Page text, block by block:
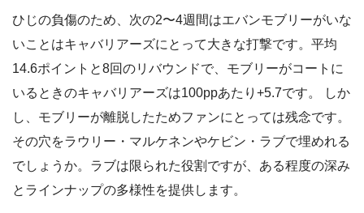
ひじの負傷のため、次の2〜4週間はエバンモブリーがいな
いことはキャバリアーズにとって大きな打撃です。平均
14.6ポイントと8回のリバウンドで、モブリーがコートに
いるときのキャバリアーズは100ppあたり+5.7です。 しか
し、モブリーが離脱したためファンにとっては残念です。
その穴をラウリー・マルケネンやケビン・ラブで埋めれる
でしょうか。ラブは限られた役割ですが、ある程度の深み
とラインナップの多様性を提供します。